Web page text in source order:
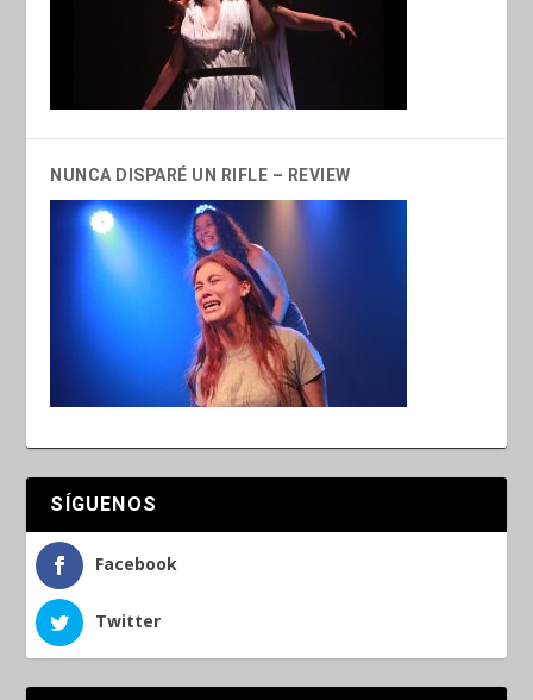
NUNCA DISPARÉ UN RIFLE – REVIEW
SÍGUENOS
Facebook
Twitter